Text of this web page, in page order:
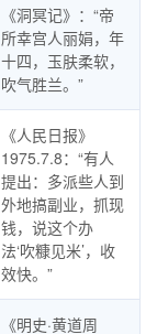
《洞冥记》：“帝
所幸宫人丽娟，年
十四，玉肤柔软，
吹气胜兰。”
《人民日报》
1975.7.8：“有人
提出：多派些人到
外地搞副业，抓现
钱，说这个办
法‘吹糠见米’，收
效快。”
《明史·黄道周